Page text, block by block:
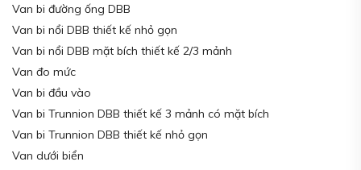
Van bi đường ống DBB
Van bi nổi DBB thiết kế nhỏ gọn
Van bi nổi DBB mặt bích thiết kế 2/3 mảnh
Van đo mức
Van bi đầu vào
Van bi Trunnion DBB thiết kế 3 mảnh có mặt bích
Van bi Trunnion DBB thiết kế nhỏ gọn
Van dưới biển